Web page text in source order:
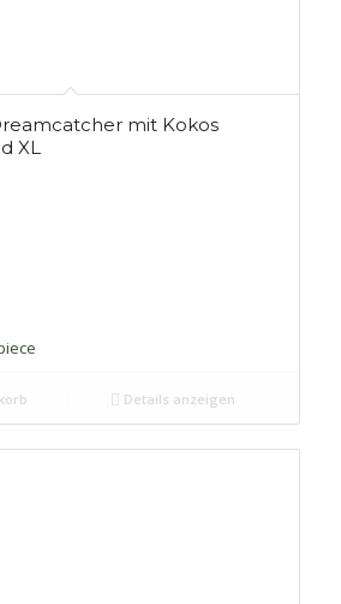
mit Kokos
XL
Details anzeigen